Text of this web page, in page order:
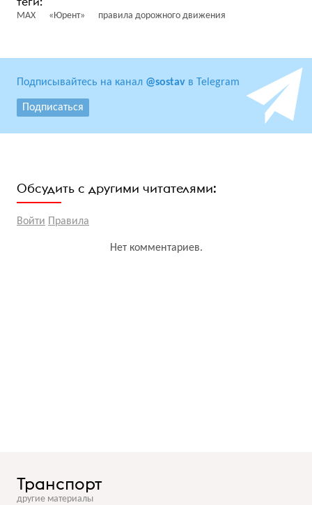
MAX «Юрент» правила дорожного движения
Подписывайтесь на канал @sostav в Telegram
Подписаться
Обсудить с другими читателями:
Войти Правила
Нет комментариев.
Транспорт
другие материалы